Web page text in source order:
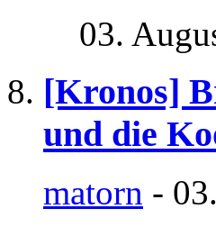
03.
[Kronos]
und die
matorn -